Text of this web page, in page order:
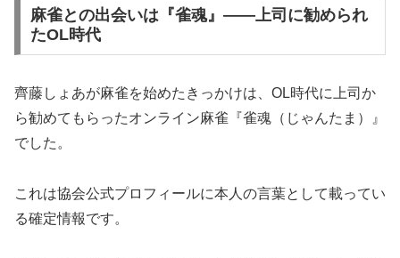
麻雀との出会いは『雀魂』――上司に勧められ
たOL時代
齊藤しょあが麻雀を始めたきっかけは、OL時代に上司か
ら勧めてもらったオンライン麻雀『雀魂（じゃんたま）』
でした。
これは協会公式プロフィールに本人の言葉として載ってい
る確定情報です。